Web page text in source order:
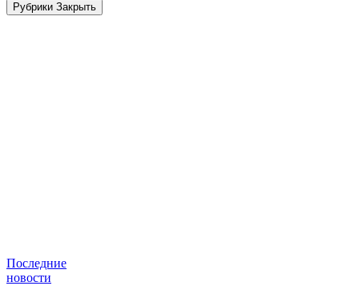
Рубрики Закрыть
Последние
новости